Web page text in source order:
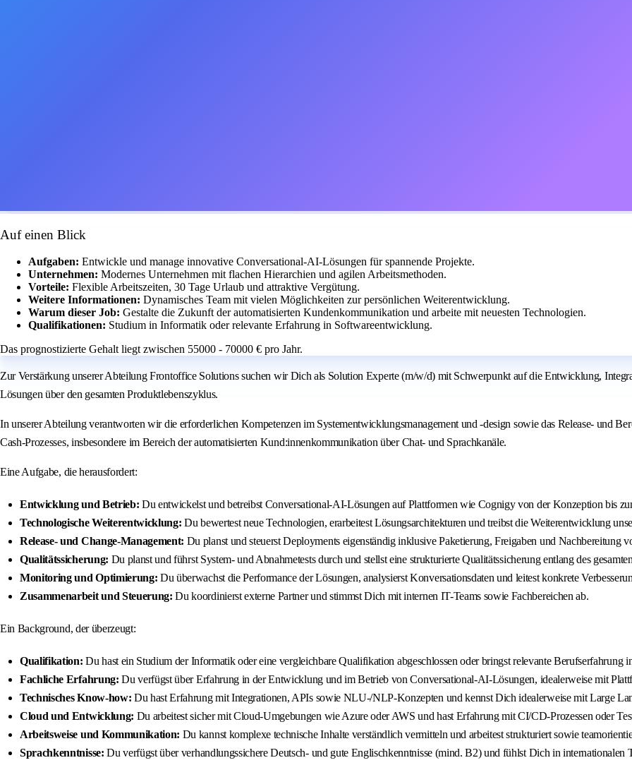
Auf einen Blick
Aufgaben: Entwickle und manage innovative Conversational-AI-Lösungen für spannende Projekte.
Unternehmen: Modernes Unternehmen mit flachen Hierarchien und agilen Arbeitsmethoden.
Vorteile: Flexible Arbeitszeiten, 30 Tage Urlaub und attraktive Vergütung.
Weitere Informationen: Dynamisches Team mit vielen Möglichkeiten zur persönlichen Weiterentwicklung.
Warum dieser Job: Gestalte die Zukunft der automatisierten Kundenkommunikation und arbeite mit neuesten Technologien.
Qualifikationen: Studium in Informatik oder relevante Erfahrung in Softwareentwicklung.
Das prognostizierte Gehalt liegt zwischen 55000 - 70000 € pro Jahr.
Zur Verstärkung unserer Abteilung Frontoffice Solutions suchen wir Dich als Solution Experte (m/w/d) mit Schwerpunkt auf die Entwicklung,
Lösungen über den gesamten Produktlebenszyklus.
In unserer Abteilung verantworten wir die erforderlichen Kompetenzen im Systementwicklungsmanagement und -design sowie das Release- und
Cash-Prozesses, insbesondere im Bereich der automatisierten Kund:innenkommunikation über Chat- und Sprachkanäle.
Eine Aufgabe, die herausfordert:
Entwicklung und Betrieb: Du entwickelst und betreibst Conversational-AI-Lösungen auf Plattformen wie Cognigy von der Konzeption bis
Technologische Weiterentwicklung: Du bewertest neue Technologien, erarbeitest Lösungsarchitekturen und treibst die Weiterentwicklung
Release- und Change-Management: Du planst und steuerst Deployments eigenständig inklusive Paketierung, Freigaben und Nachbereitung
Qualitätssicherung: Du planst und führst System- und Abnahmetests durch und stellst eine strukturierte Qualitätssicherung entlang des
Monitoring und Optimierung: Du überwachst die Performance der Lösungen, analysierst Konversationsdaten und leitest konkrete
Zusammenarbeit und Steuerung: Du koordinierst externe Partner und stimmst Dich mit internen IT-Teams sowie Fachbereichen ab.
Ein Background, der überzeugt:
Qualifikation: Du hast ein Studium der Informatik oder eine vergleichbare Qualifikation abgeschlossen oder bringst relevante
Fachliche Erfahrung: Du verfügst über Erfahrung in der Entwicklung und im Betrieb von Conversational-AI-Lösungen, idealerweise mit
Technisches Know-how: Du hast Erfahrung mit Integrationen, APIs sowie NLU-/NLP-Konzepten und kennst Dich idealerweise mit Large
Cloud und Entwicklung: Du arbeitest sicher mit Cloud-Umgebungen wie Azure oder AWS und hast Erfahrung mit CI/CD-Prozessen oder
Arbeitsweise und Kommunikation: Du kannst komplexe technische Inhalte verständlich vermitteln und arbeitest strukturiert sowie
Sprachkenntnisse: Du verfügst über verhandlungssichere Deutsch- und gute Englischkenntnisse (mind. B2) und fühlst Dich in internationalen